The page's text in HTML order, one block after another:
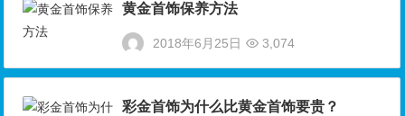
黄金首饰保养方法
2018年6月25日 3,074
彩金首饰为什么比黄金首饰要贵？